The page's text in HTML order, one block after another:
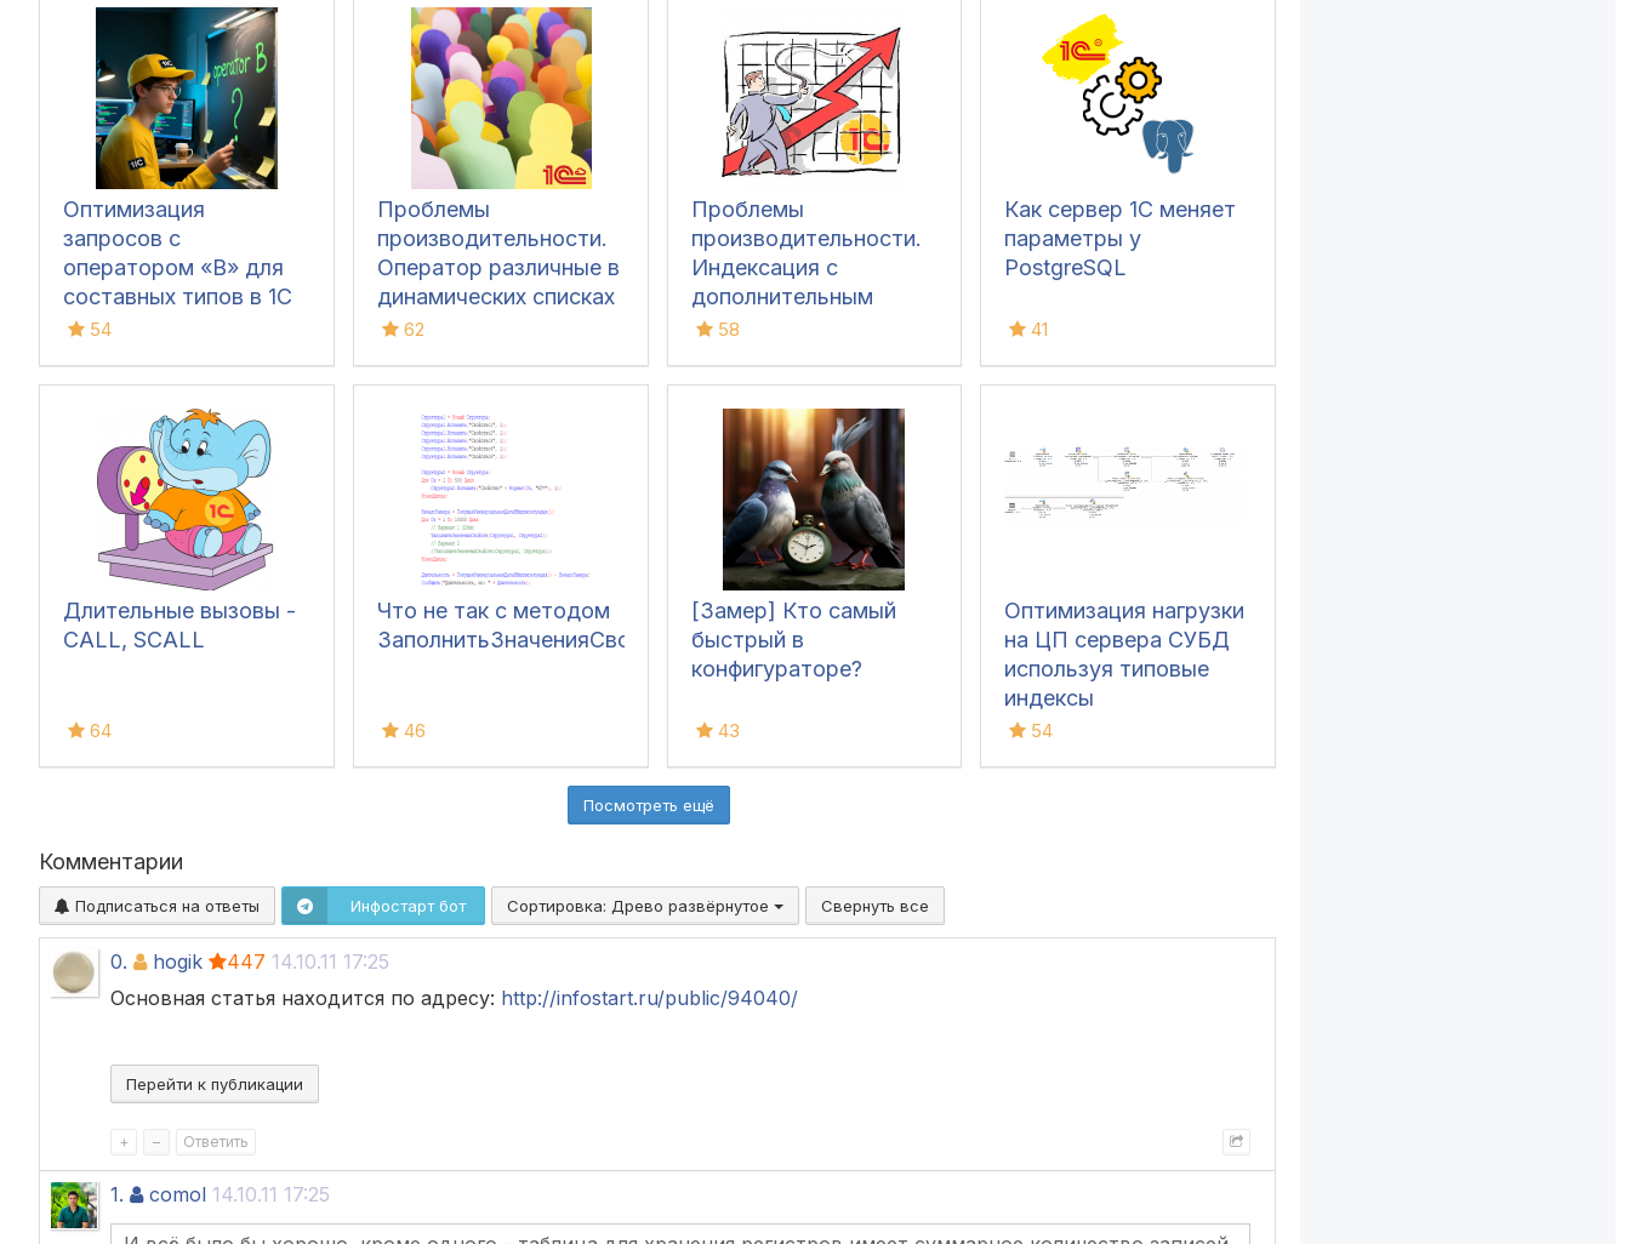
Оптимизация
запросов с
оператором «В» для
составных типов в 1С
и СУБД Postgres
54
Проблемы
производительности.
Оператор различные в
динамических списках
62
Проблемы
производительности.
Индексация с
дополнительным
упорядочиванием
58
Как сервер 1С меняет
параметры у
PostgreSQL
41
Длительные вызовы -
CALL, SCALL
64
Что не так с методом
ЗаполнитьЗначенияСвойств
46
[Замер] Кто самый
быстрый в
конфигураторе?
43
Оптимизация нагрузки
на ЦП сервера СУБД
используя типовые
индексы
54
Посмотреть ещё
Комментарии
Подписаться на ответы Инфостарт бот Сортировка: Древо развёрнутое Свернуть все
0. hogik 447 14.10.11 17:25
Основная статья находится по адресу: http://infostart.ru/public/94040/
Перейти к публикации
+ – Ответить
1. comol 14.10.11 17:25